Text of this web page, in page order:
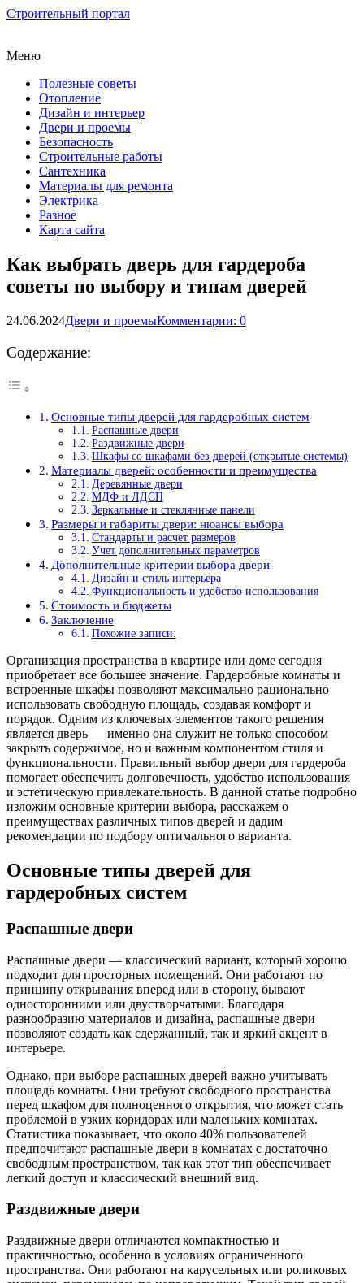
Строительный портал
Меню
Полезные советы
Отопление
Дизайн и интерьер
Двери и проемы
Безопасность
Строительные работы
Сантехника
Материалы для ремонта
Электрика
Разное
Карта сайта
Как выбрать дверь для гардероба
советы по выбору и типам дверей
24.06.2024Двери и проемыКомментарии: 0
Содержание:
Основные типы дверей для гардеробных систем
Распашные двери
Раздвижные двери
Шкафы со шкафами без дверей (открытые системы)
Материалы дверей: особенности и преимущества
Деревянные двери
МДФ и ЛДСП
Зеркальные и стеклянные панели
Размеры и габариты двери: нюансы выбора
Стандарты и расчет размеров
Учет дополнительных параметров
Дополнительные критерии выбора двери
Дизайн и стиль интерьера
Функциональность и удобство использования
Стоимость и бюджеты
Заключение
Похожие записи:
Организация пространства в квартире или доме сегодня
приобретает все большее значение. Гардеробные комнаты и
встроенные шкафы позволяют максимально рационально
использовать свободную площадь, создавая комфорт и
порядок. Одним из ключевых элементов такого решения
является дверь — именно она служит не только способом
закрыть содержимое, но и важным компонентом стиля и
функциональности. Правильный выбор двери для гардероба
помогает обеспечить долговечность, удобство использования
и эстетическую привлекательность. В данной статье подробно
изложим основные критерии выбора, расскажем о
преимуществах различных типов дверей и дадим
рекомендации по подбору оптимального варианта.
Основные типы дверей для
гардеробных систем
Распашные двери
Распашные двери — классический вариант, который хорошо
подходит для просторных помещений. Они работают по
принципу открывания вперед или в сторону, бывают
односторонними или двустворчатыми. Благодаря
разнообразию материалов и дизайна, распашные двери
позволяют создать как сдержанный, так и яркий акцент в
интерьере.
Однако, при выборе распашных дверей важно учитывать
площадь комнаты. Они требуют свободного пространства
перед шкафом для полноценного открытия, что может стать
проблемой в узких коридорах или маленьких комнатах.
Статистика показывает, что около 40% пользователей
предпочитают распашные двери в комнатах с достаточно
свободным пространством, так как этот тип обеспечивает
легкий доступ и классический внешний вид.
Раздвижные двери
Раздвижные двери отличаются компактностью и
практичностью, особенно в условиях ограниченного
пространства. Они работают на карусельных или роликовых